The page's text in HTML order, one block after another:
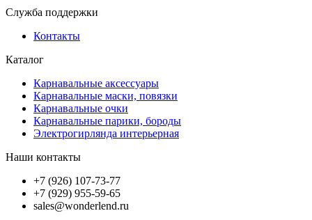
Служба поддержки
Контакты
Каталог
Карнавальные аксессуары
Карнавальные маски, повязки
Карнавальные очки
Карнавальные парики, бороды
Электрогирлянда интерьерная
Наши контакты
+7 (926) 107-73-77
+7 (929) 955-59-65
sales@wonderlend.ru